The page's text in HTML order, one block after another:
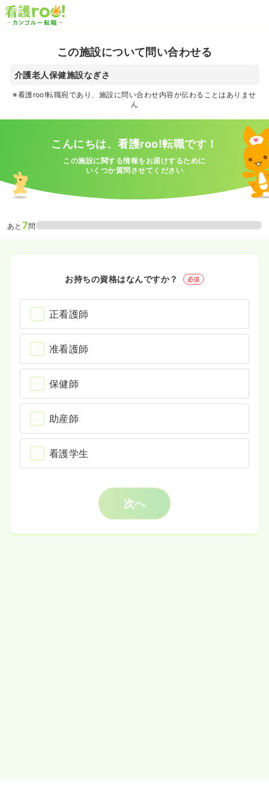
この施設について問い合わせる
介護老人保健施設なぎさ
※看護roo!転職宛であり、施設に問い合わせ内容が伝わることはありませ
ん
こんにちは、看護roo!転職です！
この施設に関する情報をお届けするために
いくつか質問させてください
あと 7問
お持ちの資格はなんですか？ 必須
正看護師
准看護師
保健師
助産師
看護学生
次へ